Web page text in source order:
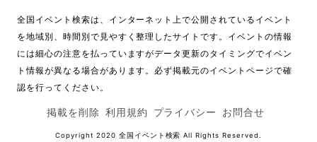
全国イベント検索は、インターネット上で公開されているイベント
を地域別、時間別で見やすく整理したサイトです。イベントの情報
には細心の注意を払っていますがデータ更新のタイミングでイベン
ト情報が異なる場合があります。必ず掲載元のイベントページで確
認を行ってください。
掲載を削除 利用規約 プライバシー お問合せ
Copyright 2020 全国イベント検索 All Rights Reserved.